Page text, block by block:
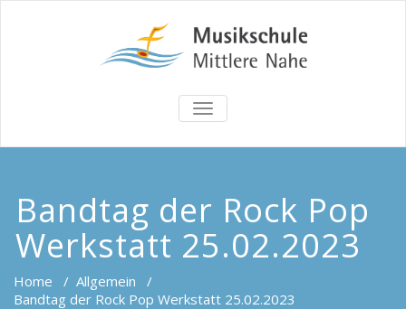
TOGGLE
NAVIGATION
Bandtag der Rock Pop
Werkstatt 25.02.2023
Home / Allgemein /
Bandtag der Rock Pop Werkstatt 25.02.2023